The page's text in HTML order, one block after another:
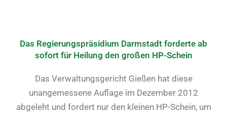
Das Regierungspräsidium Darmstadt forderte ab
sofort für Heilung den großen HP-Schein
Das Verwaltungsgericht Gießen hat diese
unangemessene Auflage im Dezember 2012
abgeleht und fordert nur den kleinen HP-Schein, um